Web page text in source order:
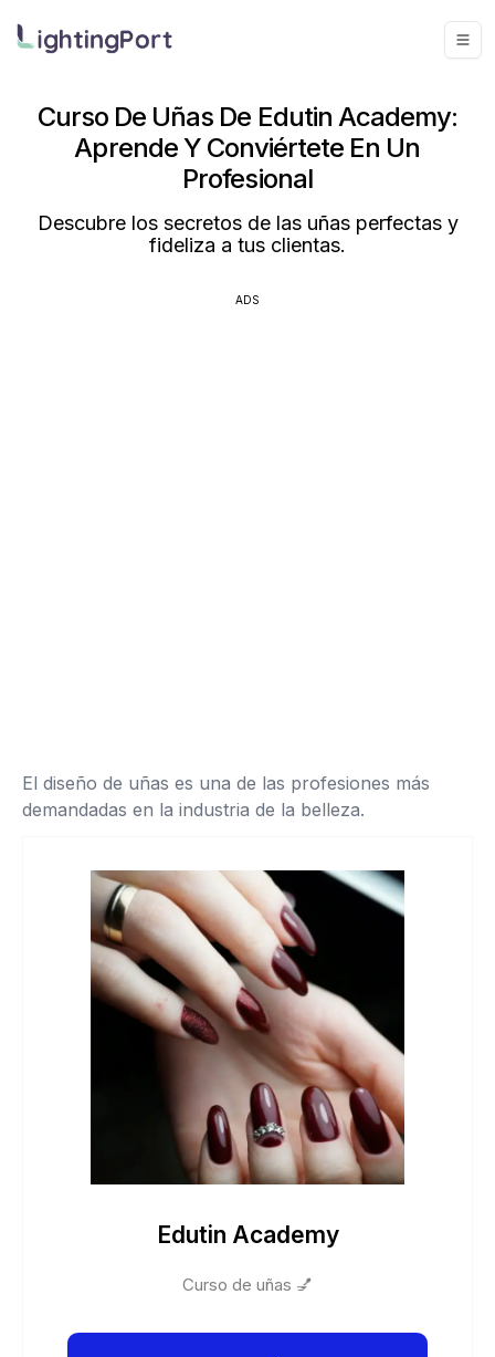
Curso De Uñas De Edutin Academy:
Aprende Y Conviértete En Un
Profesional
Descubre los secretos de las uñas perfectas y
fideliza a tus clientas.
ADS
El diseño de uñas es una de las profesiones más
demandadas en la industria de la belleza.
Edutin Academy
Curso de uñas 💅